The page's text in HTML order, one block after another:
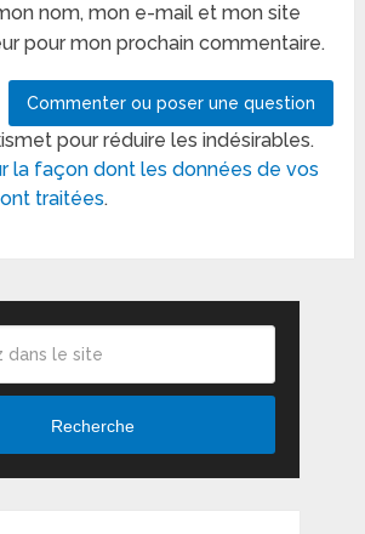
nom, mon e-mail et mon site
pour mon prochain commentaire.
pour réduire les indésirables.
la façon dont les données de vos
traitées.
Recherche